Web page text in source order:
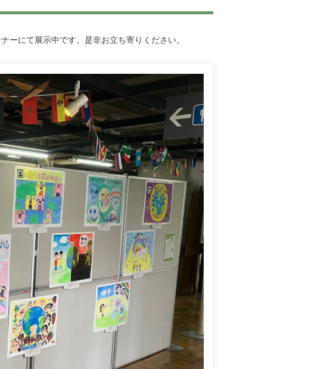
ーにて展示中です。是非お立ち寄りください。